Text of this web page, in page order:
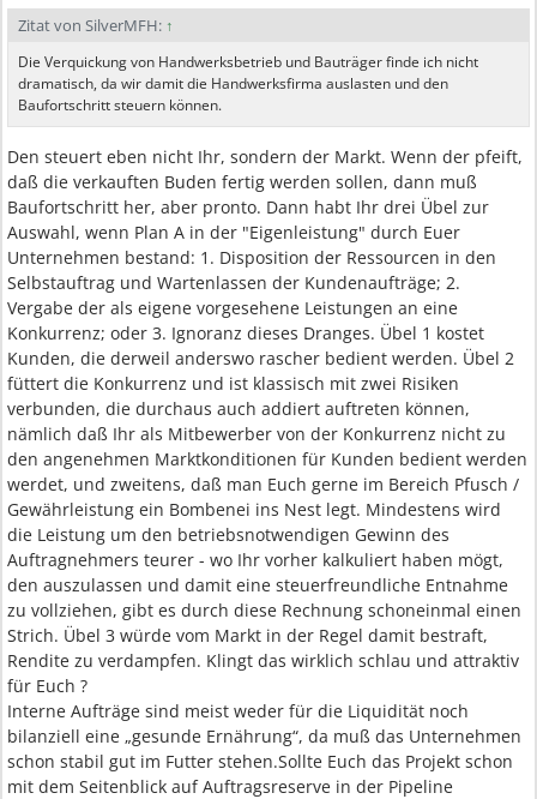
Zitat von SilverMFH: ↑
Die Verquickung von Handwerksbetrieb und Bauträger finde ich nicht
dramatisch, da wir damit die Handwerksfirma auslasten und den
Baufortschritt steuern können.
Den steuert eben nicht Ihr, sondern der Markt. Wenn der pfeift,
daß die verkauften Buden fertig werden sollen, dann muß
Baufortschritt her, aber pronto. Dann habt Ihr drei Übel zur
Auswahl, wenn Plan A in der "Eigenleistung" durch Euer
Unternehmen bestand: 1. Disposition der Ressourcen in den
Selbstauftrag und Wartenlassen der Kundenaufträge; 2.
Vergabe der als eigene vorgesehene Leistungen an eine
Konkurrenz; oder 3. Ignoranz dieses Dranges. Übel 1 kostet
Kunden, die derweil anderswo rascher bedient werden. Übel 2
füttert die Konkurrenz und ist klassisch mit zwei Risiken
verbunden, die durchaus auch addiert auftreten können,
nämlich daß Ihr als Mitbewerber von der Konkurrenz nicht zu
den angenehmen Marktkonditionen für Kunden bedient werden
werdet, und zweitens, daß man Euch gerne im Bereich Pfusch /
Gewährleistung ein Bombenei ins Nest legt. Mindestens wird
die Leistung um den betriebsnotwendigen Gewinn des
Auftragnehmers teurer - wo Ihr vorher kalkuliert haben mögt,
den auszulassen und damit eine steuerfreundliche Entnahme
zu vollziehen, gibt es durch diese Rechnung schoneinmal einen
Strich. Übel 3 würde vom Markt in der Regel damit bestraft,
Rendite zu verdampfen. Klingt das wirklich schlau und attraktiv
für Euch ?
Interne Aufträge sind meist weder für die Liquidität noch
bilanziell eine „gesunde Ernährung“, da muß das Unternehmen
schon stabil gut im Futter stehen.Sollte Euch das Projekt schon
mit dem Seitenblick auf Auftragsreserve in der Pipeline